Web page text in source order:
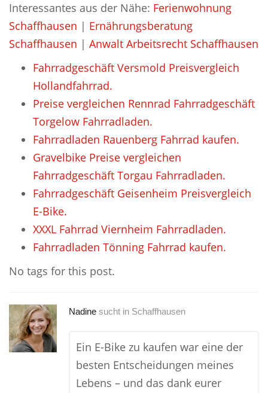
Interessantes aus der Nähe: Ferienwohnung
Schaffhausen | Ernährungsberatung
Schaffhausen | Anwalt Arbeitsrecht Schaffhausen
Fahrradgeschäft Versmold Preisvergleich
Hollandfahrrad.
Preise vergleichen Rennrad Fahrradgeschäft
Torgelow Fahrradladen.
Fahrradladen Rauenberg Fahrrad kaufen.
Gravelbike Preise vergleichen
Fahrradgeschäft Torgau Fahrradladen.
Fahrradgeschäft Geisenheim Preisvergleich
E-Bike.
XXXL Fahrrad Viernheim Fahrradladen.
Fahrradladen Tönning Fahrrad kaufen.
No tags for this post.
Nadine sucht in Schaffhausen
Ein E-Bike zu kaufen war eine der
besten Entscheidungen meines
Lebens – und das dank eurer